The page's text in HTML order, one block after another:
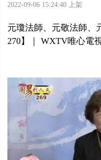
2022-09-06 15:24:40 上架
元瓊法師、元敬法師、
270】｜ WXTV唯心電